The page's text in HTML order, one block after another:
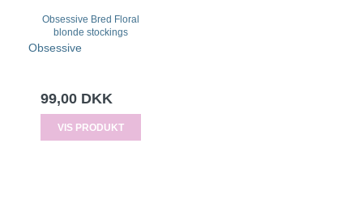
Obsessive Bred Floral
blonde stockings
Obsessive
99,00 DKK
VIS PRODUKT